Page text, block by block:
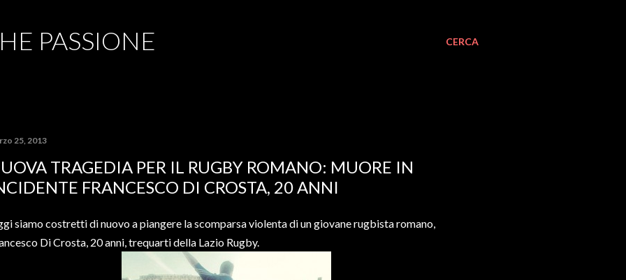
CERCA
PASSIONE
25, 2013
TRAGEDIA PER IL RUGBY ROMANO: MUORE IN
FRANCESCO DI CROSTA, 20 ANNI
siamo costretti di nuovo a piangere la scomparsa violenta di un giovane rugbista romano,
Di Crosta, 20 anni, trequarti della Lazio Rugby.